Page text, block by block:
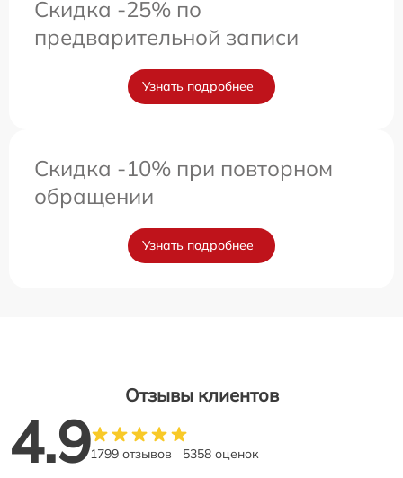
Скидка -25% по
предварительной записи
Узнать подробнее
Скидка -10% при повторном
обращении
Узнать подробнее
Отзывы клиентов
4.91799 отзывов 5358 оценок